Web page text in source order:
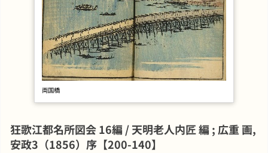
両国橋
狂歌江都名所図会 16編 / 天明老人内匠 編 ; 広重 画,
安政3（1856）序【200-140】